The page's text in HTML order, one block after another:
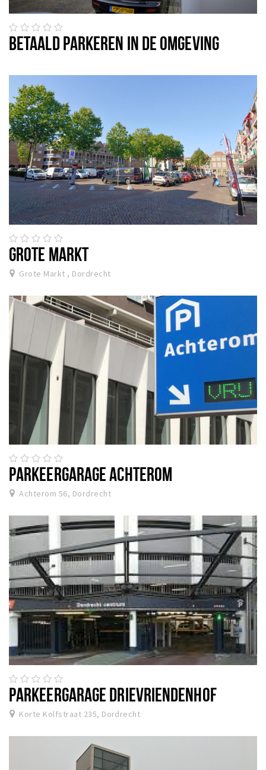
Recreatief
Winkels
Parkeren
Bezienswaardigheden
Musea, theaters & podia
Uitjes & activiteiten
Toeristische routes
Sport
Natuur
Inloggen
BETAALD PARKEREN IN DE OMGEVING
GROTE MARKT
Grote Markt , Dordrecht
PARKEERGARAGE ACHTEROM
Achterom 56, Dordrecht
PARKEERGARAGE DRIEVRIENDENHOF
Korte Kolfstraat 235, Dordrecht